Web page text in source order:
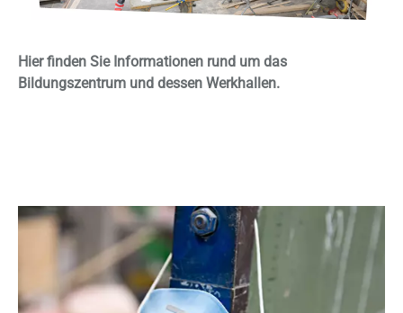
Hier finden Sie Informationen rund um das
Bildungszentrum und dessen Werkhallen.